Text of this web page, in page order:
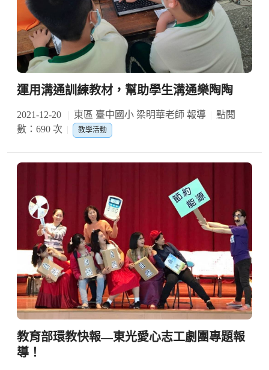
運用溝通訓練教材，幫助學生溝通樂陶陶
2021-12-20 東區 臺中國小 梁明華老師 報導
點閱
數：690 次
教學活動
教育部環教快報—東光愛心志工劇團專題報
導！